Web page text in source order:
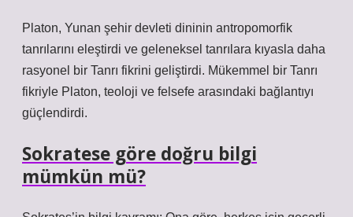
Platon, Yunan şehir devleti dininin antropomorfik
tanrılarını eleştirdi ve geleneksel tanrılara kıyasla daha
rasyonel bir Tanrı fikrini geliştirdi. Mükemmel bir Tanrı
fikriyle Platon, teoloji ve felsefe arasındaki bağlantıyı
güçlendirdi.
Sokratese göre doğru bilgi
mümkün mü?